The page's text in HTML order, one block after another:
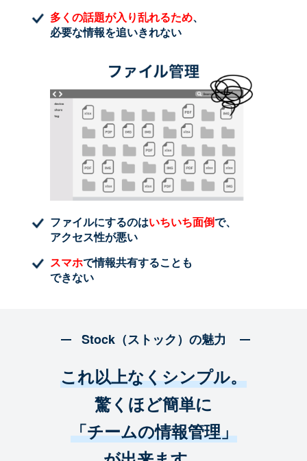
多くの話題が入り乱れるため、
必要な情報を追いきれない
ファイルにするのはいちいち面倒で、
アクセス性が悪い
スマホで情報共有することも
できない
Stock（ストック）の魅力
これ以上なくシンプル。
驚くほど簡単に
「チームの情報管理」